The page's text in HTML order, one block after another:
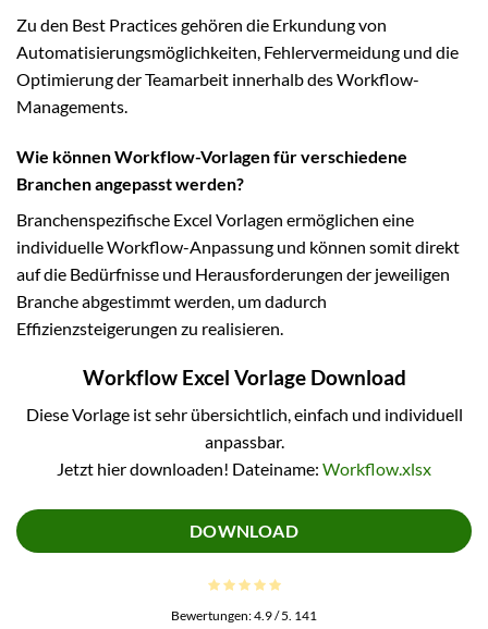
Zu den Best Practices gehören die Erkundung von
Automatisierungsmöglichkeiten, Fehlervermeidung und die
Optimierung der Teamarbeit innerhalb des Workflow-
Managements.
Wie können Workflow-Vorlagen für verschiedene
Branchen angepasst werden?
Branchenspezifische Excel Vorlagen ermöglichen eine
individuelle Workflow-Anpassung und können somit direkt
auf die Bedürfnisse und Herausforderungen der jeweiligen
Branche abgestimmt werden, um dadurch
Effizienzsteigerungen zu realisieren.
Workflow Excel Vorlage Download
Diese Vorlage ist sehr übersichtlich, einfach und individuell
anpassbar.
Jetzt hier downloaden! Dateiname: Workflow.xlsx
DOWNLOAD
Bewertungen:4.9/ 5. 141